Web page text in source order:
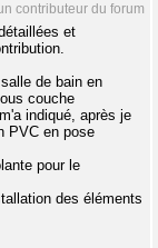
contributeur du forum
et
de bain en
couche
indiqué, après je
PVC en pose
pour le
des éléments